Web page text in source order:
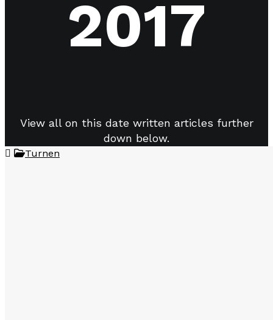
2017
View all on this date written articles further
down below.
Turnen